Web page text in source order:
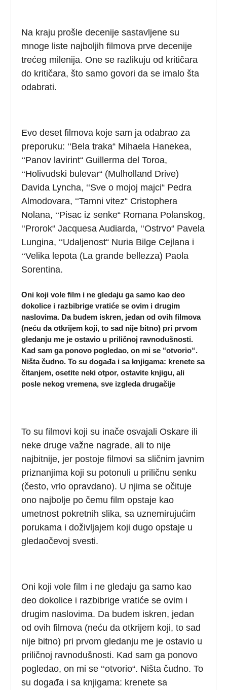
Na kraju prošle decenije sastavljene su
mnoge liste najboljih filmova prve decenije
trećeg milenija. One se razlikuju od kritičara
do kritičara, što samo govori da se imalo šta
odabrati.
Evo deset filmova koje sam ja odabrao za
preporuku: ‘‘Bela traka“ Mihaela Hanekea,
‘‘Panov lavirint“ Guillerma del Toroa,
‘‘Holivudski bulevar“ (Mulholland Drive)
Davida Lyncha, ‘‘Sve o mojoj majci“ Pedra
Almodovara, ‘‘Tamni vitez“ Cristophera
Nolana, ‘‘Pisac iz senke“ Romana Polanskog,
‘‘Prorok“ Jacquesa Audiarda, ‘‘Ostrvo“ Pavela
Lungina, ‘‘Udaljenost“ Nuria Bilge Cejlana i
‘‘Velika lepota (La grande bellezza) Paola
Sorentina.
Oni koji vole film i ne gledaju ga samo kao deo
dokolice i razbibrige vratiće se ovim i drugim
naslovima. Da budem iskren, jedan od ovih filmova
(neću da otkrijem koji, to sad nije bitno) pri prvom
gledanju me je ostavio u priličnoj ravnodušnosti.
Kad sam ga ponovo pogledao, on mi se ‘‘otvorio“.
Ništa čudno. To su događa i sa knjigama: krenete sa
čitanjem, osetite neki otpor, ostavite knjigu, ali
posle nekog vremena, sve izgleda drugačije
To su filmovi koji su inače osvajali Oskare ili
neke druge važne nagrade, ali to nije
najbitnije, jer postoje filmovi sa sličnim javnim
priznanjima koji su potonuli u priličnu senku
(često, vrlo opravdano). U njima se očituje
ono najbolje po čemu film opstaje kao
umetnost pokretnih slika, sa uznemirujućim
porukama i doživljajem koji dugo opstaje u
gledaočevoj svesti.
Oni koji vole film i ne gledaju ga samo kao
deo dokolice i razbibrige vratiće se ovim i
drugim naslovima. Da budem iskren, jedan
od ovih filmova (neću da otkrijem koji, to sad
nije bitno) pri prvom gledanju me je ostavio u
priličnoj ravnodušnosti. Kad sam ga ponovo
pogledao, on mi se ‘‘otvorio“. Ništa čudno. To
su događa i sa knjigama: krenete sa